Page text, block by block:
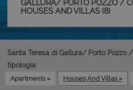
GALLURA/ PORTO POZZO /
HOUSES AND VILLAS (8)
Santa Teresa di Gallura/ Porto Pozzo
tipologia:
Apartments » Houses And Villas »